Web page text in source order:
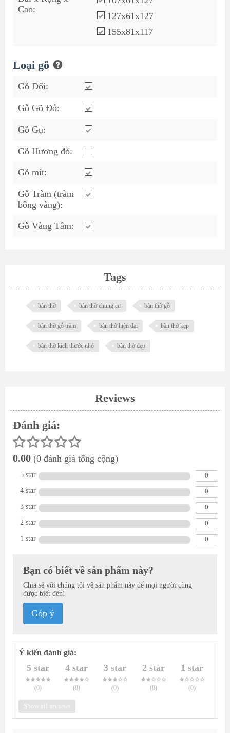
Cao:
127x61x127
155x81x117
Loại gỗ
Gỗ Dổi:
Gỗ Gõ Đỏ:
Gỗ Gụ:
Gỗ Hương đỏ:
Gỗ mít:
Gỗ Tràm (tràm
bông vàng):
Gỗ Vàng Tâm:
Tags
bàn thờ bàn thờ chung cư bàn thờ gỗ
bàn thờ gỗ tràm bàn thờ hiện đại bàn thờ kẹp
bàn thờ kích thước nhỏ bàn thờ đẹp
Reviews
Đánh giá:
0.00 (0 đánh giá tổng cộng)
5 star
0
4 star
0
3 star
0
2 star
0
1 star
0
Bạn có biết về sản phẩm này?
Chia sẻ với chúng tôi về sản phẩm này để mọi người cùng
được biết đến!
Góp ý
Ý kiến đánh giá:
5 star
(0)
4 star
(0)
3 star
(0)
2 star
(0)
1 star
(0)
Show all reviews